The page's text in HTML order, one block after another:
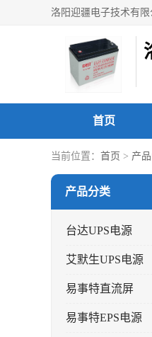
首页
当前位置： 首页 > 产
产品分类
台达UPS电源
艾默生UPS电源
易事特直流屏
易事特EPS电源